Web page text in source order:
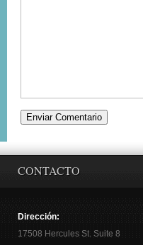
CONTACTO
Dirección:
17508 Hercules St. Suite 8